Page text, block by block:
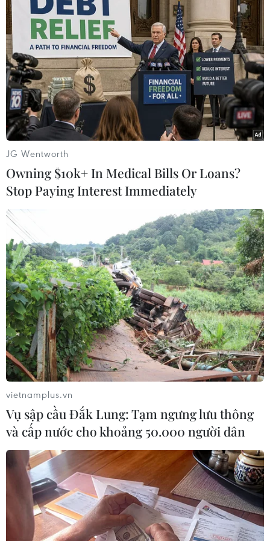
TIN LIÊN QUAN
Hà Nội: Hai học sinh nam lớp 11 bị đuối
nước tại sông Hồng
29/04/2024 12:18
Ngày 29/4, một nhóm học sinh lớp 11 đã rủ nhau ra khu
vực sông Hồng, đoạn chân cầu Vĩnh Tuy để bơi lội,
không may xảy ra tai nạn thương tâm khiến hai em bị
đuối nước.
JG Wentworth
Owning $10k+ In Medical Bills Or Loans?
Stop Paying Interest Immediately
vietnamplus.vn
Vụ sập cầu Đắk Lung: Tạm ngưng lưu thông
và cấp nước cho khoảng 50.000 người dân